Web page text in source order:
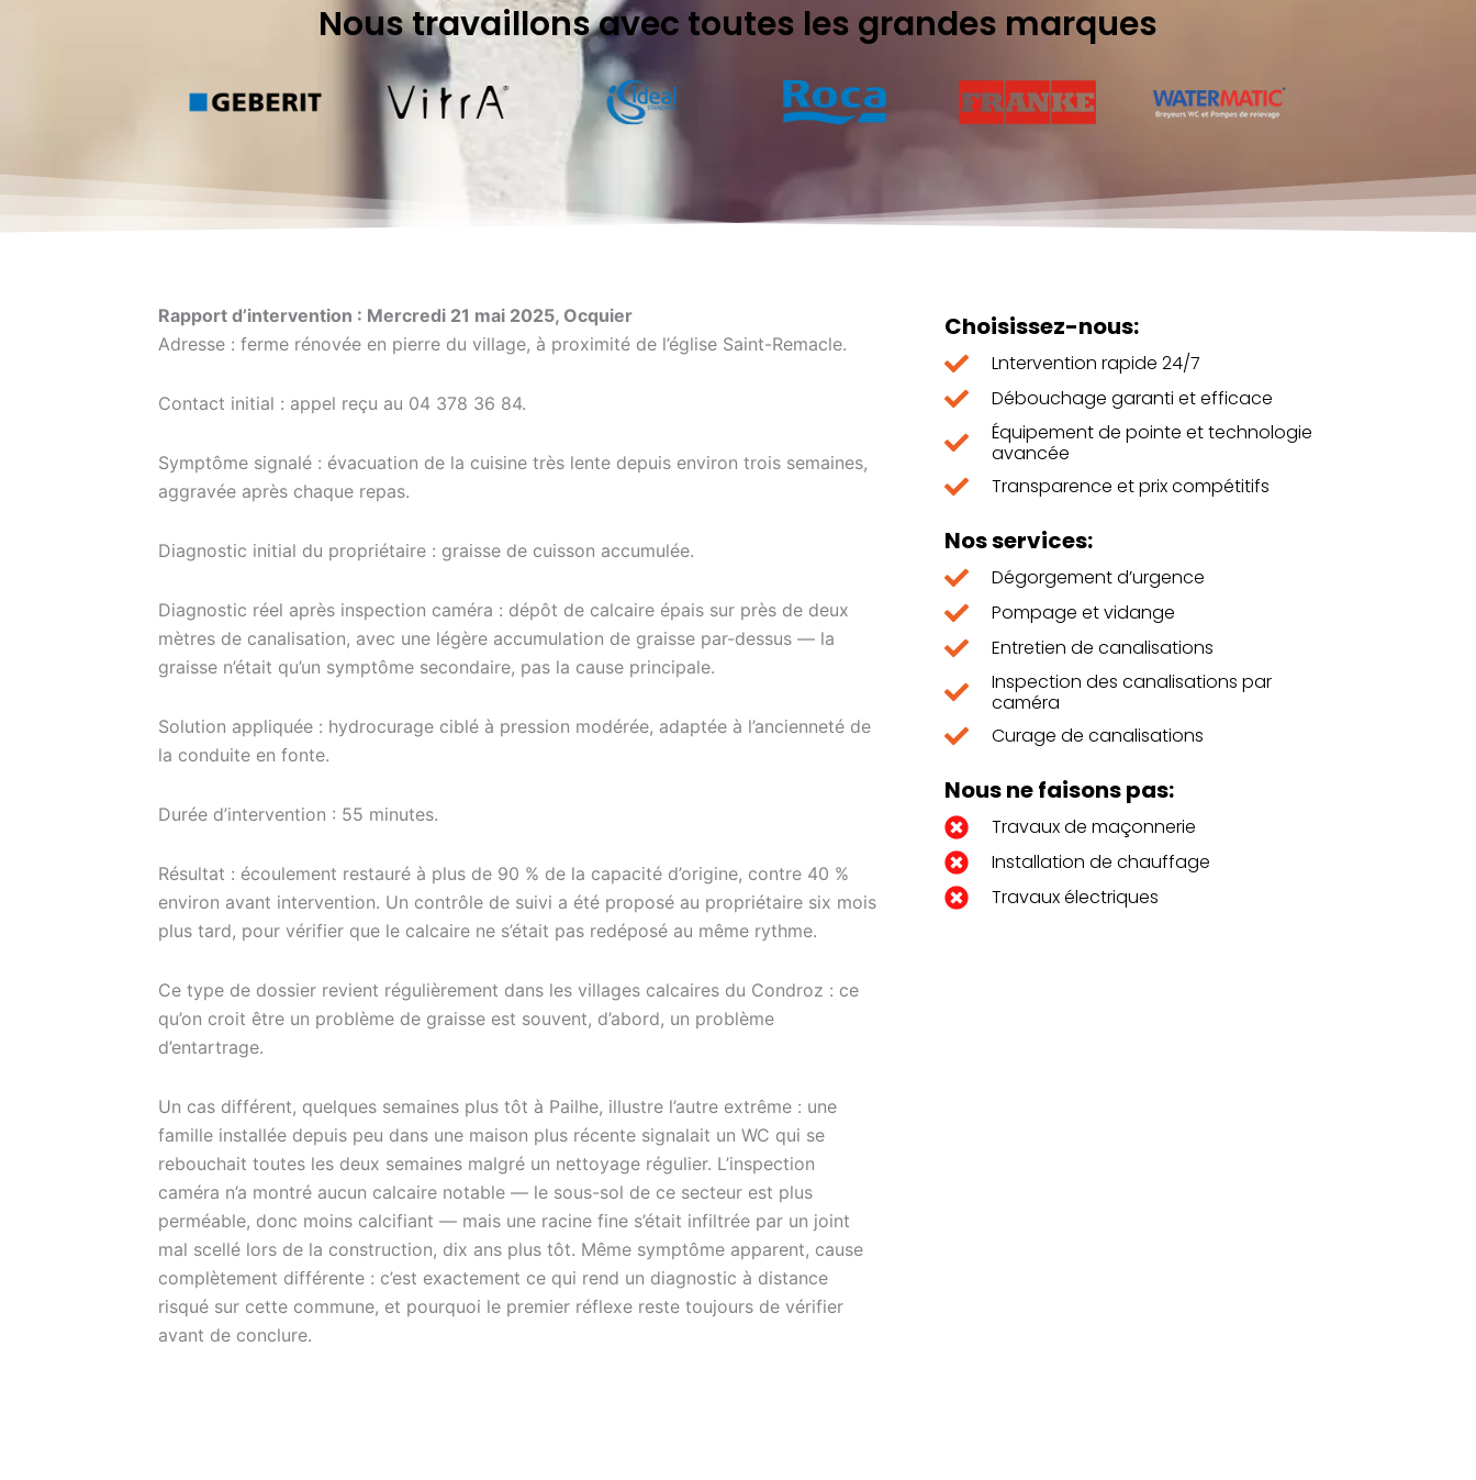
Nous travaillons avec toutes les grandes marques
Rapport d’intervention : Mercredi 21 mai 2025, Ocquier
Adresse : ferme rénovée en pierre du village, à proximité de l’église Saint-Remacle.
Contact initial : appel reçu au 04 378 36 84.
Symptôme signalé : évacuation de la cuisine très lente depuis environ trois semaines,
aggravée après chaque repas.
Diagnostic initial du propriétaire : graisse de cuisson accumulée.
Diagnostic réel après inspection caméra : dépôt de calcaire épais sur près de deux
mètres de canalisation, avec une légère accumulation de graisse par-dessus — la
graisse n’était qu’un symptôme secondaire, pas la cause principale.
Solution appliquée : hydrocurage ciblé à pression modérée, adaptée à l’ancienneté de
la conduite en fonte.
Durée d’intervention : 55 minutes.
Résultat : écoulement restauré à plus de 90 % de la capacité d’origine, contre 40 %
environ avant intervention. Un contrôle de suivi a été proposé au propriétaire six mois
plus tard, pour vérifier que le calcaire ne s’était pas redéposé au même rythme.
Ce type de dossier revient régulièrement dans les villages calcaires du Condroz : ce
qu’on croit être un problème de graisse est souvent, d’abord, un problème
d’entartrage.
Un cas différent, quelques semaines plus tôt à Pailhe, illustre l’autre extrême : une
famille installée depuis peu dans une maison plus récente signalait un WC qui se
rebouchait toutes les deux semaines malgré un nettoyage régulier. L’inspection
caméra n’a montré aucun calcaire notable — le sous-sol de ce secteur est plus
perméable, donc moins calcifiant — mais une racine fine s’était infiltrée par un joint
mal scellé lors de la construction, dix ans plus tôt. Même symptôme apparent, cause
complètement différente : c’est exactement ce qui rend un diagnostic à distance
risqué sur cette commune, et pourquoi le premier réflexe reste toujours de vérifier
avant de conclure.
Choisissez-nous:
Lntervention rapide 24/7
Débouchage garanti et efficace
Équipement de pointe et technologie
avancée
Transparence et prix compétitifs
Nos services:
Dégorgement d’urgence
Pompage et vidange
Entretien de canalisations
Inspection des canalisations par
caméra
Curage de canalisations
Nous ne faisons pas:
Travaux de maçonnerie
Installation de chauffage
Travaux électriques